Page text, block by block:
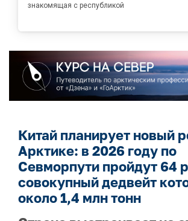
знакомящая с республикой
Китай планирует новый
Арктике: в 2026 году по
Севморпути пройдут 64
совокупный дедвейт
около 1,4 млн тонн